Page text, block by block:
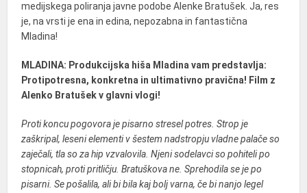
medijskega poliranja javne podobe Alenke Bratušek. Ja, res
je, na vrsti je ena in edina, nepozabna in fantastična
Mladina!
MLADINA: Produkcijska hiša Mladina vam predstavlja:
Protipotresna, konkretna in ultimativno pravična! Film z
Alenko Bratušek v glavni vlogi!
Proti koncu pogovora je pisarno stresel potres. Strop je
zaškripal, leseni elementi v šestem nadstropju vladne palače so
zaječali, tla so za hip vzvalovila. Njeni sodelavci so pohiteli po
stopnicah, proti pritličju. Bratuškova ne. Sprehodila se je po
pisarni. Se pošalila, ali bi bila kaj bolj varna, če bi nanjo legel